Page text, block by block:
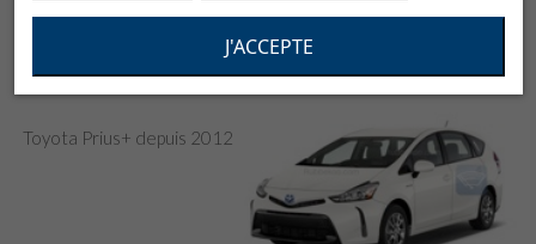
Toyota Prius+ depuis 2012
J'ACCEPTE